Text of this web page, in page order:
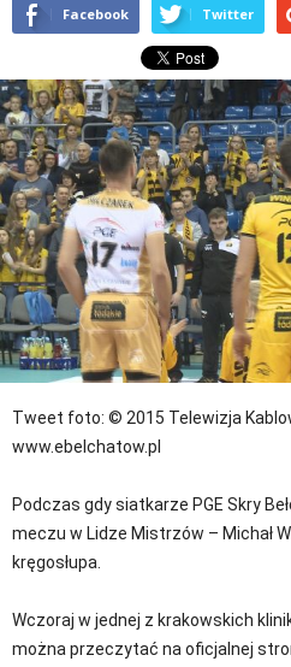
Facebook Twitter
Tweet foto: © 2015 Telewizja
www.ebelchatow.pl
Podczas gdy siatkarze PGE Skry
meczu w Lidze Mistrzów – Michał
kręgosłupa.
Wczoraj w jednej z krakowskich
można przeczytać na oficjalnej